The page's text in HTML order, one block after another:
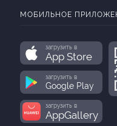
МОБИЛЬНОЕ
загрузить в
App Store
загрузить в
Google Play
загрузить в
AppGallery